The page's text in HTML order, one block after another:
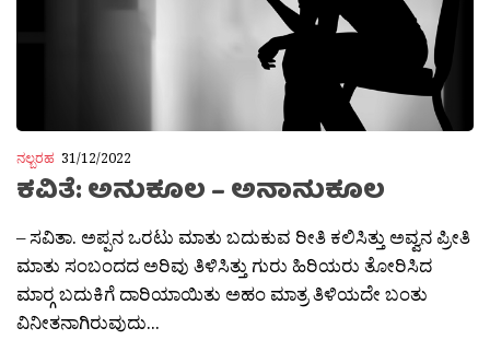
ನಲ್ಬರಹ 31/12/2022
ಕವಿತೆ: ಅನುಕೂಲ – ಅನಾನುಕೂಲ
– ಸವಿತಾ. ಅಪ್ಪನ ಒರಟು ಮಾತು ಬದುಕುವ ರೀತಿ ಕಲಿಸಿತ್ತು ಅವ್ವನ ಪ್ರೀತಿ
ಮಾತು ಸಂಬಂದದ ಅರಿವು ತಿಳಿಸಿತ್ತು ಗುರು ಹಿರಿಯರು ತೋರಿಸಿದ
ಮಾರ‍್ಗ ಬದುಕಿಗೆ ದಾರಿಯಾಯಿತು ಅಹಂ ಮಾತ್ರ ತಿಳಿಯದೇ ಬಂತು
ವಿನೀತನಾಗಿರುವುದು...